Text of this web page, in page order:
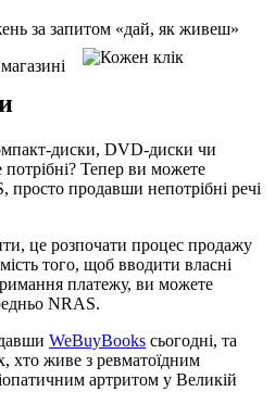
диски, DVD-диски чи
потрібні? Тепер ви можете
продавши непотрібні речі
це розпочати процес продажу
того, щоб вводити власні
платежу, ви можете
NRAS.
WeBuyBooks сьогодні, та
хто живе з ревматоїдним
артритом у Великій